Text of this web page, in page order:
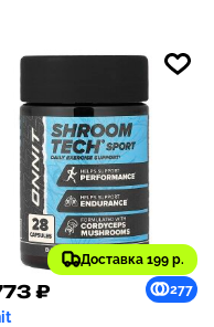
Доставка 199 р.
₽ 277